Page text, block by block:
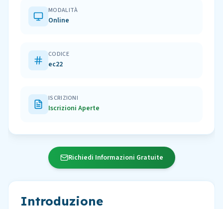
MODALITÀ
Online
CODICE
ec22
ISCRIZIONI
Iscrizioni Aperte
Richiedi Informazioni Gratuite
Introduzione